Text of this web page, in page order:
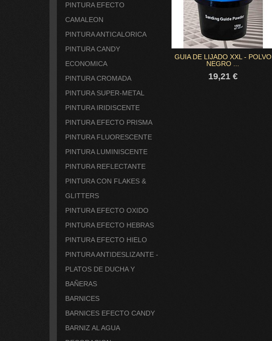
PINTURA EFECTO
CAMALEON
PINTURA ANTICALORICA
PINTURA CANDY
ECONOMICA
PINTURA CROMADA
PINTURA SUPER-METAL
PINTURA IRIDISCENTE
PINTURA EFECTO PRISMA
PINTURA FLUORESCENTE
PINTURA LUMINISCENTE
PINTURA REFLECTANTE
PINTURA CON FLAKES &
GLITTERS
PINTURA EFECTO OXIDO
PINTURA EFECTO HEBRAS
PINTURA EFECTO HIELO
PINTURA ANTIDESLIZANTE -
PLATOS DE DUCHA Y
BAÑERAS
BARNICES
BARNICES EFECTO CANDY
BARNIZ AL AGUA
GUIA DE LIJADO XXL - POLVO
NEGRO ...
19,21 €